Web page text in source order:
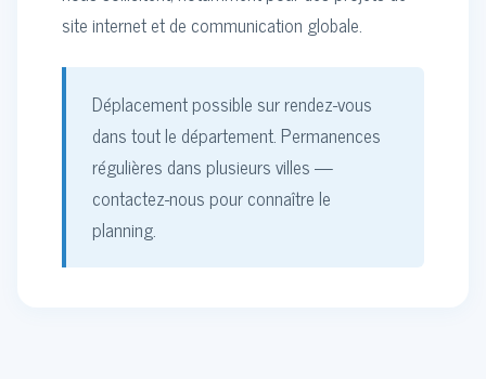
site internet et de communication globale.
Déplacement possible sur rendez-vous
dans tout le département. Permanences
régulières dans plusieurs villes —
contactez-nous pour connaître le
planning.